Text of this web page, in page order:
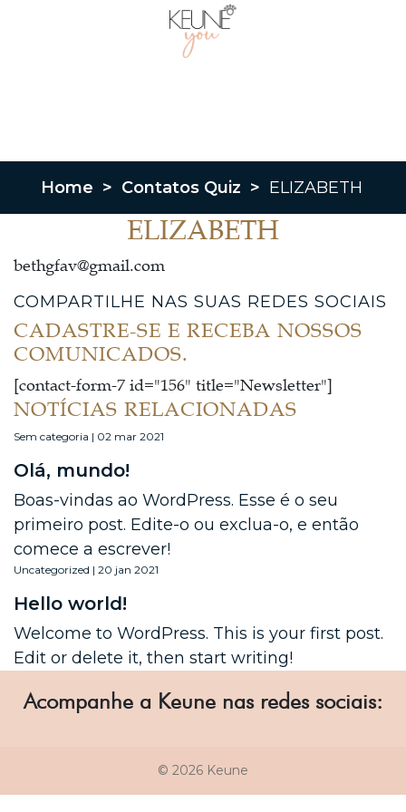
Home > Contatos Quiz > ELIZABETH
ELIZABETH
bethgfav@gmail.com
COMPARTILHE NAS SUAS REDES SOCIAIS
CADASTRE-SE E RECEBA NOSSOS
COMUNICADOS.
[contact-form-7 id="156" title="Newsletter"]
NOTÍCIAS RELACIONADAS
Sem categoria | 02 mar 2021
Olá, mundo!
Boas-vindas ao WordPress. Esse é o seu
primeiro post. Edite-o ou exclua-o, e então
comece a escrever!
Uncategorized | 20 jan 2021
Hello world!
Welcome to WordPress. This is your first post.
Edit or delete it, then start writing!
Acompanhe a Keune nas redes sociais:
© 2026 Keune